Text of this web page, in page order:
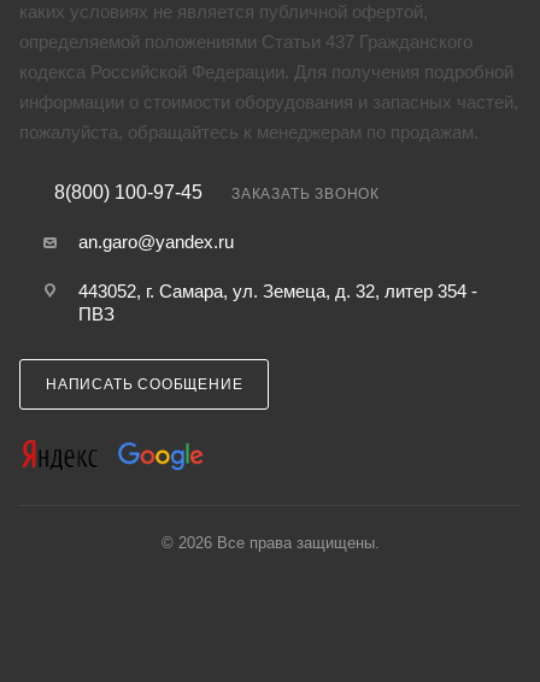
каких условиях не является публичной офертой,
определяемой положениями Статьи 437 Гражданского
кодекса Российской Федерации. Для получения подробной
информации о стоимости оборудования и запасных частей,
пожалуйста, обращайтесь к менеджерам по продажам.
8(800) 100-97-45 ЗАКАЗАТЬ ЗВОНОК
an.garo@yandex.ru
443052, г. Самара, ул. Земеца, д. 32, литер 354 -
ПВЗ
НАПИСАТЬ СООБЩЕНИЕ
© 2026 Все права защищены.